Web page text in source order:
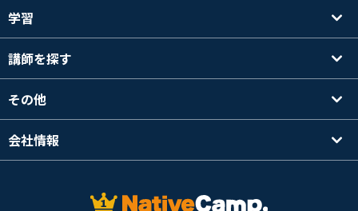
学習
講師を探す
その他
会社情報